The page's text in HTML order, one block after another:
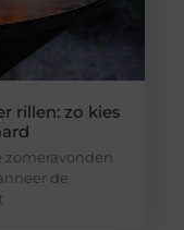
rillen: zo kies
zomeravonden
de